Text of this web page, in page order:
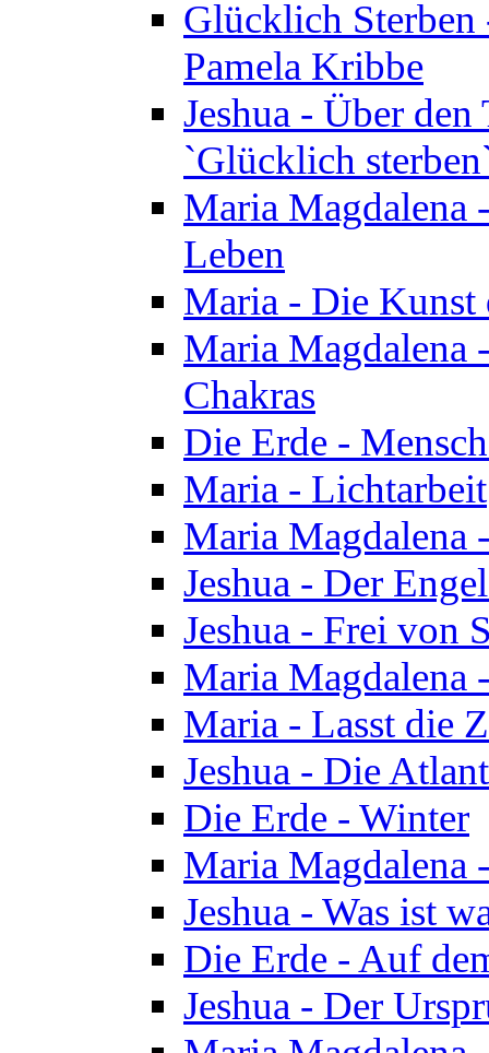
Glücklich
Pamela Kribbe
Jeshua - Über
`Glücklich
Maria Magdalena
Leben
Maria - Die Kunst
Maria Magdalena
Chakras
Die Erde -
Maria - Lichtarbeit
Maria Magdalena
Jeshua - Der
Jeshua - Frei von
Maria Magdalena
Maria - Lasst die
Jeshua - Die
Die Erde - Winter
Maria Magdalena
Jeshua - Was ist
Die Erde - Auf
Jeshua - Der